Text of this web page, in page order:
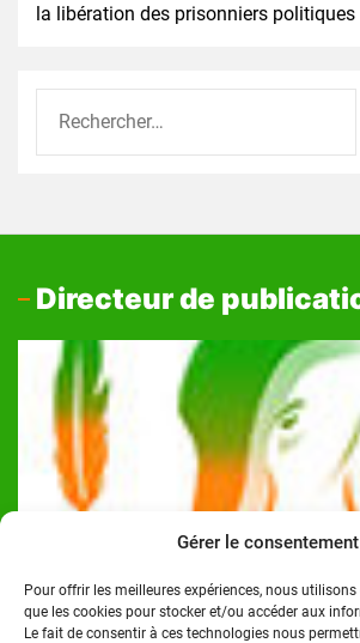
Gérer le consentement
Pour offrir les meilleures expériences, nous
que les cookies pour stocker et/ou accéder aux
Le fait de consentir à ces technologies nous
la libération des prisonniers politiques
Directeur de